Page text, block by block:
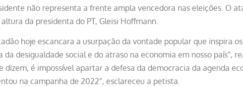
não representa a frente ampla vencedora nas eleições. O
da presidenta do PT, Gleisi Hoffmann.
hoje escancara a usurpação da vontade popular que inspira
da desigualdade social e do atraso na economia em nosso país”,
dizem, é impossível apartar a defesa da democracia da agenda
na campanha de 2022”, esclareceu a petista.